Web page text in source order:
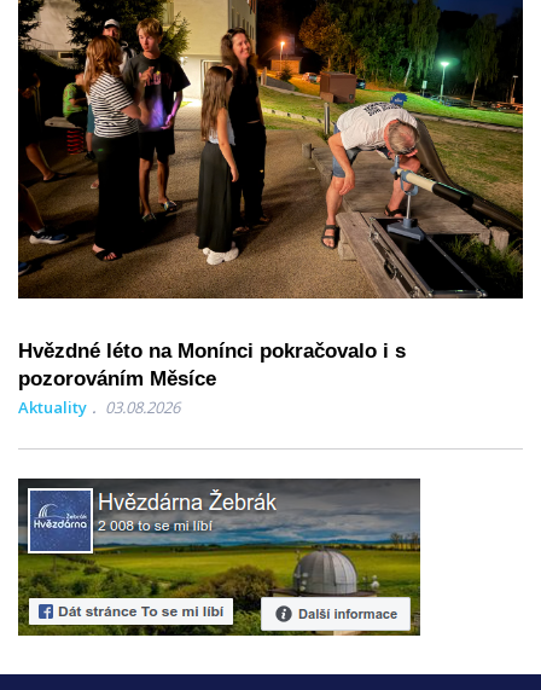
Hvězdné léto na Monínci pokračovalo i s
pozorováním Měsíce
Aktuality 03.08.2026